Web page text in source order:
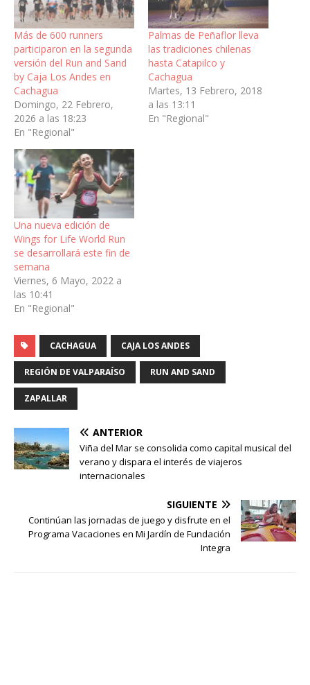
Más de 600 runners
participaron en la segunda
versión del Run and Sand
by Caja Los Andes en
Cachagua
Domingo, 22 Febrero,
2026 a las 18:23
En "Regional"
Palmas de Peñaflor lleva
las tradiciones chilenas
hasta Catapilco y
Cachagua
Martes, 13 Febrero, 2018
a las 13:11
En "Regional"
Una nueva edición de
Wings for Life World Run
se desarrollará este fin de
semana
Viernes, 6 Mayo, 2022 a
las 10:41
En "Regional"
CACHAGUA CAJA LOS ANDES
REGIÓN DE VALPARAÍSO RUN AND SAND
ZAPALLAR
ANTERIOR
Viña del Mar se consolida como capital musical del
verano y dispara el interés de viajeros
internacionales
SIGUIENTE
Continúan las jornadas de juego y disfrute en el
Programa Vacaciones en Mi Jardín de Fundación
Integra